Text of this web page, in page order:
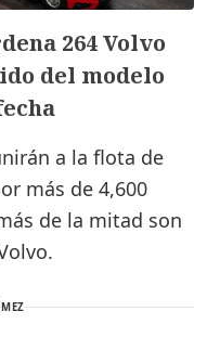
264 Volvo
del modelo
a la flota de
más de 4,600
de la mitad son